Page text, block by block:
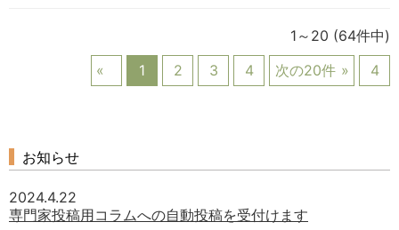
1～20 (64件中)
1
2 3 4 次の20件 4
お知らせ
2024.4.22
専門家投稿用コラムへの自動投稿を受付けます